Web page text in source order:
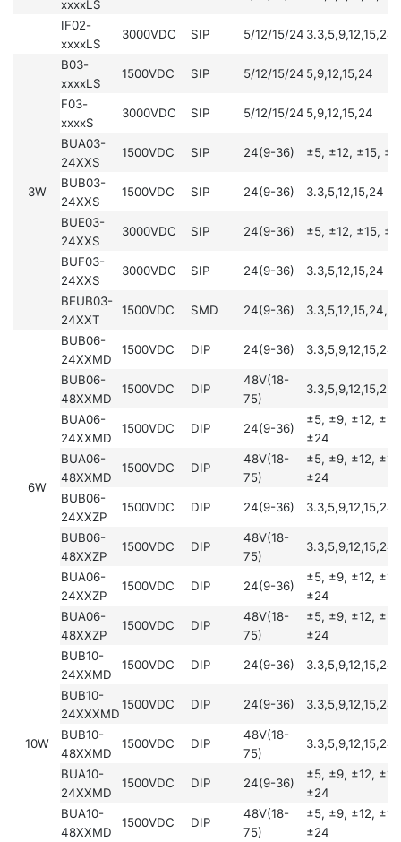
xxxxLS
IF02-
xxxxLS
3000VDC SIP 5/12/15/24 3.3,5,9,12,15,24
3W
B03-
xxxxLS
1500VDC SIP 5/12/15/24 5,9,12,15,24
F03-
xxxxS
3000VDC SIP 5/12/15/24 5,9,12,15,24
BUA03-
24XXS
1500VDC SIP 24(9-36) ±5, ±12, ±15,
BUB03-
24XXS
1500VDC SIP 24(9-36) 3.3,5,12,15,24
BUE03-
24XXS
3000VDC SIP 24(9-36) ±5, ±12, ±15,
BUF03-
24XXS
3000VDC SIP 24(9-36) 3.3,5,12,15,24
BEUB03-
24XXT
1500VDC SMD 24(9-36) 3.3,5,12,15,24,29
6W
BUB06-
24XXMD
1500VDC DIP 24(9-36) 3.3,5,9,12,15,24
BUB06-
48XXMD
1500VDC DIP
48V(18-
75)
3.3,5,9,12,15,24
BUA06-
24XXMD
1500VDC DIP 24(9-36)
±5, ±9, ±12,
±24
BUA06-
48XXMD
1500VDC DIP
48V(18-
75)
±5, ±9, ±12,
±24
BUB06-
24XXZP
1500VDC DIP 24(9-36) 3.3,5,9,12,15,24
BUB06-
48XXZP
1500VDC DIP
48V(18-
75)
3.3,5,9,12,15,24
BUA06-
24XXZP
1500VDC DIP 24(9-36)
±5, ±9, ±12,
±24
BUA06-
48XXZP
1500VDC DIP
48V(18-
75)
±5, ±9, ±12,
±24
10W
BUB10-
24XXMD
1500VDC DIP 24(9-36) 3.3,5,9,12,15,24
BUB10-
24XXXMD
1500VDC DIP 24(9-36) 3.3,5,9,12,15,24
BUB10-
48XXMD
1500VDC DIP
48V(18-
75)
3.3,5,9,12,15,24
BUA10-
24XXMD
1500VDC DIP 24(9-36)
±5, ±9, ±12,
±24
BUA10-
48XXMD
1500VDC DIP
48V(18-
75)
±5, ±9, ±12,
±24